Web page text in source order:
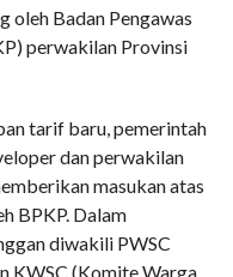
oleh Badan Pengawas
perwakilan Provinsi
tarif baru, pemerintah
dan perwakilan
masukan atas
BPKP. Dalam
diwakili PWSC
KWSC (Komite Warga